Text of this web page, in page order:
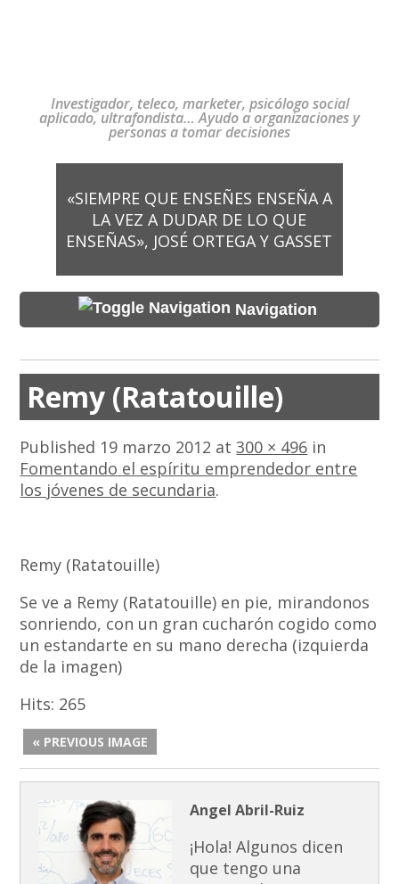
Investigador, teleco, marketer, psicólogo social
aplicado, ultrafondista… Ayudo a organizaciones y
personas a tomar decisiones
«SIEMPRE QUE ENSEÑES ENSEÑA A
LA VEZ A DUDAR DE LO QUE
ENSEÑAS», JOSÉ ORTEGA Y GASSET
Navigation
Remy (Ratatouille)
Published 19 marzo 2012 at300 × 496 in
Fomentando el espíritu emprendedor entre
los jóvenes de secundaria.
Remy (Ratatouille)
Se ve a Remy (Ratatouille) en pie, mirandonos
sonriendo, con un gran cucharón cogido como
un estandarte en su mano derecha (izquierda
de la imagen)
Hits: 265
« PREVIOUS IMAGE
Angel Abril-Ruiz
¡Hola! Algunos dicen
que tengo una